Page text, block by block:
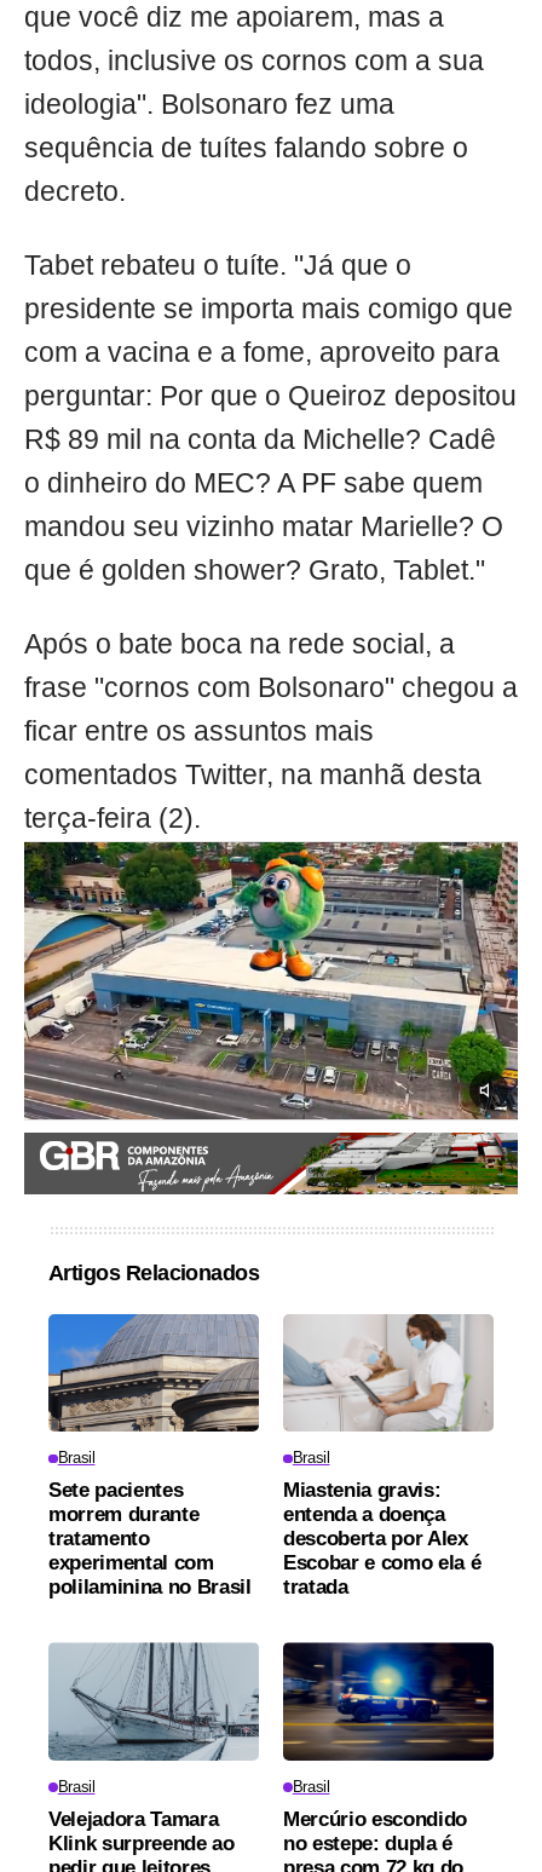
que você diz me apoiarem, mas a
todos, inclusive os cornos com a sua
ideologia". Bolsonaro fez uma
sequência de tuítes falando sobre o
decreto.
Tabet rebateu o tuíte. "Já que o
presidente se importa mais comigo que
com a vacina e a fome, aproveito para
perguntar: Por que o Queiroz depositou
R$ 89 mil na conta da Michelle? Cadê
o dinheiro do MEC? A PF sabe quem
mandou seu vizinho matar Marielle? O
que é golden shower? Grato, Tablet."
Após o bate boca na rede social, a
frase "cornos com Bolsonaro" chegou a
ficar entre os assuntos mais
comentados Twitter, na manhã desta
terça-feira (2).
Artigos Relacionados
Brasil
Sete pacientes
morrem durante
tratamento
experimental com
polilaminina no Brasil
Brasil
Miastenia gravis:
entenda a doença
descoberta por Alex
Escobar e como ela é
tratada
Brasil
Velejadora Tamara
Klink surpreende ao
Brasil
Mercúrio escondido
no estepe: dupla é